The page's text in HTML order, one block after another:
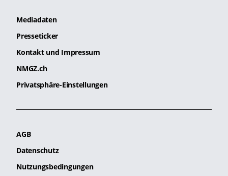
Mediadaten
Presseticker
Kontakt und Impressum
NMGZ.ch
Privatsphäre-Einstellungen
AGB
Datenschutz
Nutzungsbedingungen